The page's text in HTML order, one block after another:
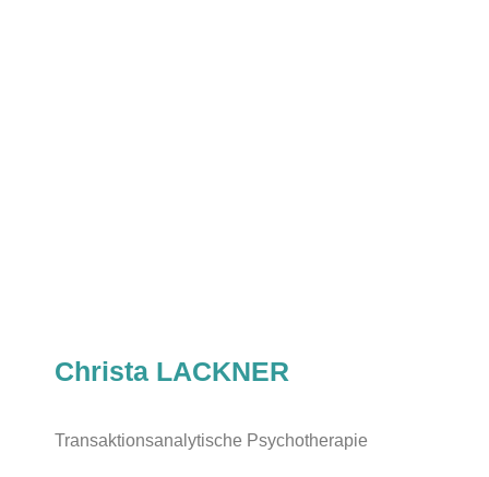
Christa LACKNER
Transaktionsanalytische Psychotherapie